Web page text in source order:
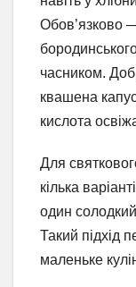
Обов’язково
часником.
квашена
кислота
Для
кілька
один
Такий підхід
маленьке